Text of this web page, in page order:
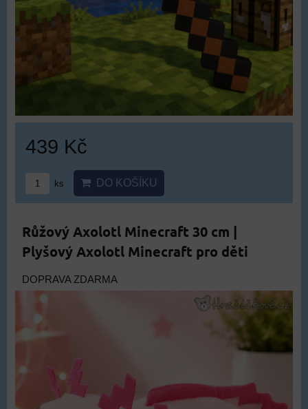
439 Kč
ks DO KOŠÍKU
Růžový Axolotl Minecraft 30 cm |
Plyšový Axolotl Minecraft pro děti
DOPRAVA ZDARMA